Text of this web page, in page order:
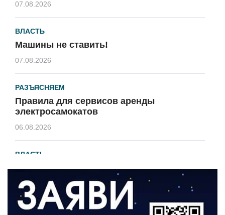
07.08.2026
ВЛАСТЬ
Машины не ставить!
07.08.2026
РАЗЪЯСНЯЕМ
Правила для сервисов аренды
электросамокатов
06.08.2026
ВЛАСТЬ
В 2026 году установят 16 станций
водоподготовки в посёлках области
06.08.2026